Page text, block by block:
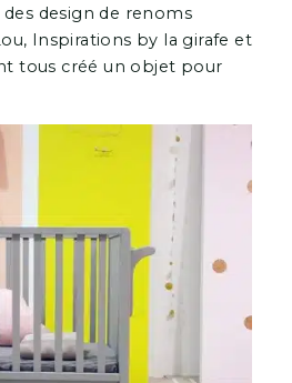
design de renoms
Inspirations by la girafe et
tous créé un objet pour